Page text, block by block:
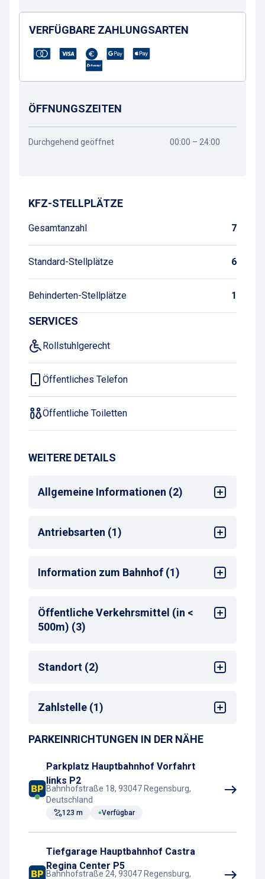
VERFÜGBARE ZAHLUNGSARTEN
ÖFFNUNGSZEITEN
Durchgehend geöffnet 00:00 – 24:00
KFZ-STELLPLÄTZE
Gesamtanzahl 7
Standard-Stellplätze 6
Behinderten-Stellplätze 1
SERVICES
Rollstuhlgerecht
Öffentliches Telefon
Öffentliche Toiletten
WEITERE DETAILS
Allgemeine Informationen (2)
Mehrsprachige Bedienung am
Zahlautomaten
Antriebsarten (1)
Information zum Bahnhof (1)
Bahnhof : Regensburg Hbf
Öffentliche Verkehrsmittel (in <
500m) (3)
Bus-Haltestelle
Zug-Haltestelle
Standort (2)
Bahnhof
Zahlstelle (1)
Parkscheinautomat
PARKEINRICHTUNGEN IN DER NÄHE
Parkplatz Hauptbahnhof Vorfahrt
links P2
Bahnhofstraße 18, 93047 Regensburg,
Deutschland
123 m Verfügbar
Tiefgarage Hauptbahnhof Castra
Regina Center P5
Bahnhofstraße 24, 93047 Regensburg,